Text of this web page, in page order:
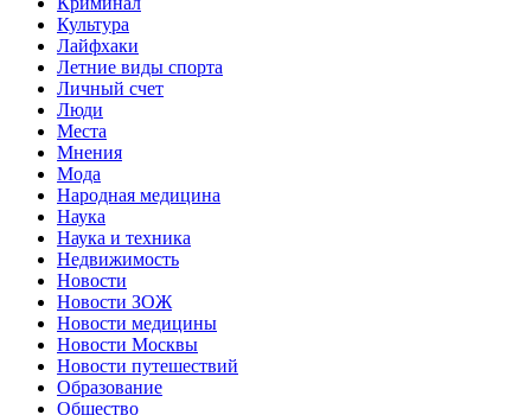
Культура
Лайфхаки
Летние виды спорта
Личный счет
Люди
Места
Мнения
Мода
Народная медицина
Наука
Наука и техника
Недвижимость
Новости
Новости ЗОЖ
Новости медицины
Новости Москвы
Новости путешествий
Образование
Общество